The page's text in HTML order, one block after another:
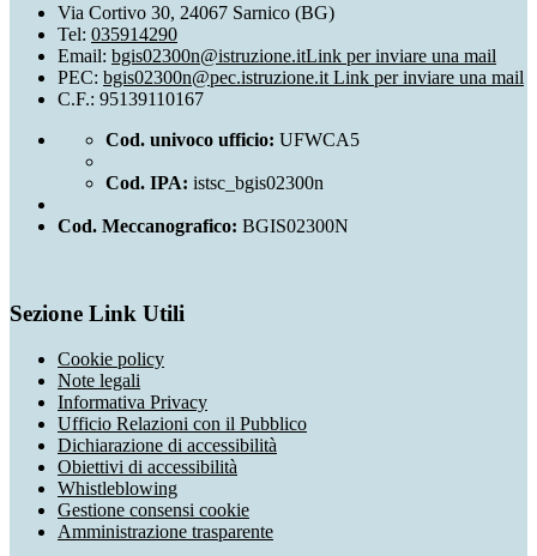
Via Cortivo 30, 24067 Sarnico (BG)
Tel: 035914290
Email: bgis02300n@istruzione.itLink per inviare una mail
PEC: bgis02300n@pec.istruzione.it Link per inviare una mail
C.F.: 95139110167
Cod. univoco ufficio: UFWCA5
Cod. IPA: istsc_bgis02300n
Cod. Meccanografico: BGIS02300N
Sezione Link Utili
Cookie policy
Note legali
Informativa Privacy
Ufficio Relazioni con il Pubblico
Dichiarazione di accessibilità
Obiettivi di accessibilità
Whistleblowing
Gestione consensi cookie
Amministrazione trasparente